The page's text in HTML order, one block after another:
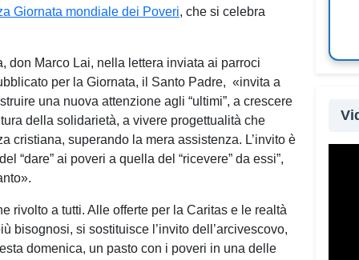
Giornata mondiale dei Poveri, che si celebra
don Marco Lai, nella lettera inviata ai parroci
per la Giornata, il Santo Padre, «invita a
una nuova attenzione agli “ultimi”, a crescere
della solidarietà, a vivere progettualità che
cristiana, superando la mera assistenza. L’invito è
“dare” ai poveri a quella del “ricevere” da essi”,
rivolto a tutti. Alle offerte per la Caritas e le realtà
bisognosi, si sostituisce l’invito dell’arcivescovo,
domenica, un pasto con i poveri in una delle